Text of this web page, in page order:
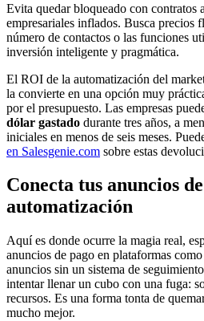
Evita quedar bloqueado con contratos
empresariales inflados. Busca precios
número de contactos o las funciones
inversión inteligente y pragmática.
El ROI de la automatización del
la convierte en una opción muy
por el presupuesto. Las empresas
dólar gastado durante tres años, a
iniciales en menos de seis meses.
en Salesgenie.com sobre estas
Conecta tus anuncios
automatización
Aquí es donde ocurre la magia real,
anuncios de pago en plataformas
anuncios sin un sistema de
intentar llenar un cubo con una fuga:
recursos. Es una forma tonta de
mucho mejor.